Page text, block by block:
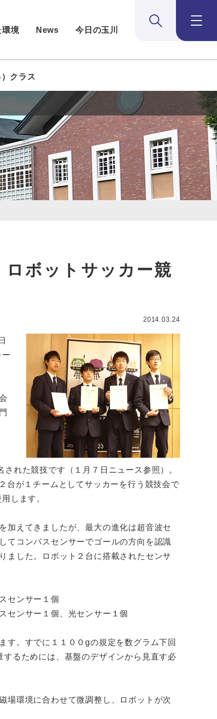
環境 News 今日の玉川 検索:開く メニュー
クラス
ロボットサッカー競
2014.03.24
れた競技です（１月７日ニュース参照）。
台が１チームとしてサッカーを行う競技会で
します。
加えてきましたが、最大の進化は超音波セ
てコンパスセンサーでゴールの方向を認識
ました。ロボット２台に搭載されたセンサ
センサー１個
センサー１個、光センサー１個
す。すでに１１００gの規定を数グラム下回
るためには、基盤のデザインから見直す必
場環境に合わせて微調整し、ロボットが次